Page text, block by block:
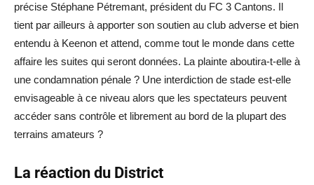
précise Stéphane Pétremant, président du FC 3 Cantons. Il
tient par ailleurs à apporter son soutien au club adverse et bien
entendu à Keenon et attend, comme tout le monde dans cette
affaire les suites qui seront données. La plainte aboutira-t-elle à
une condamnation pénale ? Une interdiction de stade est-elle
envisageable à ce niveau alors que les spectateurs peuvent
accéder sans contrôle et librement au bord de la plupart des
terrains amateurs ?
La réaction du District